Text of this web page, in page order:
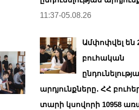
11:37-05.08.26
Ամփոփվել են
բուհական
արդյունքները․ ՀՀ
տարի կսովորի 10958